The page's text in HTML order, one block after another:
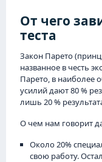
От чего
теста
Закон Парето
названное в честь
Парето, в наиболее
усилий дают 80 %
лишь 20 %
О чем нам говорит
Около 20%
свою работу.